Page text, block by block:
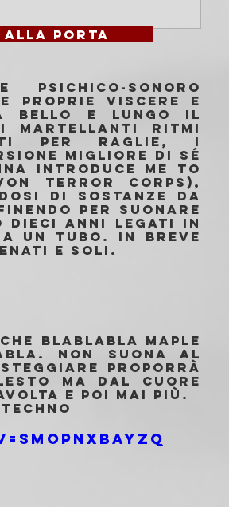
alla porta
psichico-sonoro
proprie viscere e
bello e lungo il
martellanti ritmi
per raglie, i
migliore di sé
Introduce Me To
Terror Corps),
di sostanze da
per suonare
dieci anni legati in
un tubo. In breve
e soli.
blablabla Maple
Non suona al
proporrà
ma dal cuore
e poi mai più.